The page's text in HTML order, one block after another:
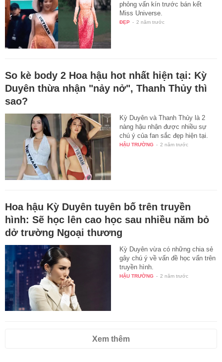
phỏng vấn kín trước bán kết
Miss Universe.
ĐẸP - 2 năm trước
So kè body 2 Hoa hậu hot nhất hiện tại: Kỳ
Duyên thừa nhận "nảy nở", Thanh Thủy thì
sao?
Kỳ Duyên và Thanh Thủy là 2
nàng hậu nhận được nhiều sự
chú ý của fan sắc đẹp hiện tại.
HẬU TRƯỜNG - 2 năm trước
Hoa hậu Kỳ Duyên tuyên bố trên truyền
hình: Sẽ học lên cao học sau nhiều năm bỏ
dở trường Ngoại thương
Kỳ Duyên vừa có những chia sẻ
gây chú ý về vấn đề học vấn trên
truyền hình.
HẬU TRƯỜNG - 2 năm trước
Xem thêm